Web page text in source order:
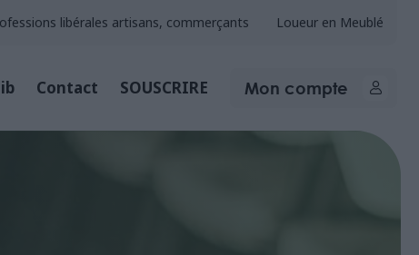
libérales artisans, commerçants Loueur en Meublé
Contact SOUSCRIRE Mon compte